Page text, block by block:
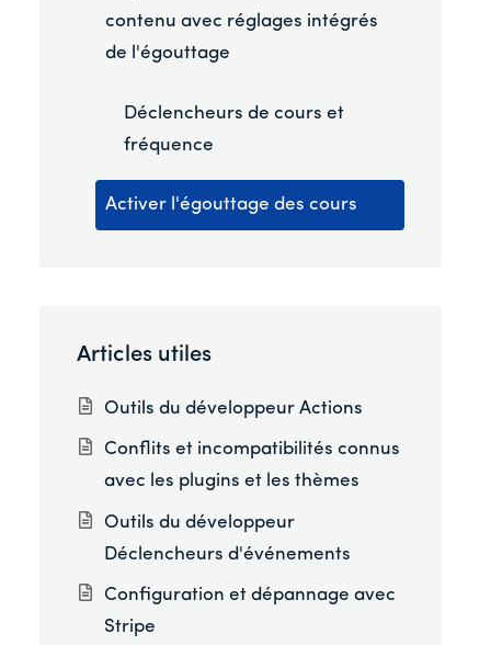
contenu avec réglages intégrés
de l'égouttage
Déclencheurs de cours et
fréquence
Activer l'égouttage des cours
Articles utiles
Outils du développeur Actions
Conflits et incompatibilités connus
avec les plugins et les thèmes
Outils du développeur
Déclencheurs d'événements
Configuration et dépannage avec
Stripe